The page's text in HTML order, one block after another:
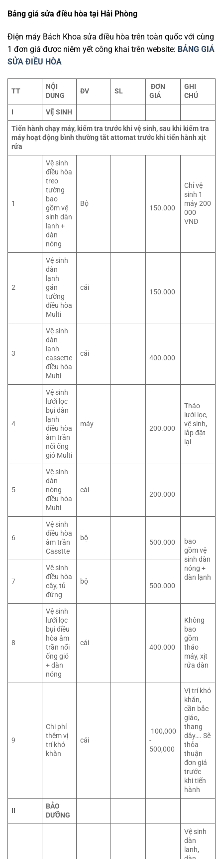
Bảng giá sửa điều hòa tại Hải Phòng
Điện máy Bách Khoa sửa điều hòa trên toàn quốc với cùng
1 đơn giá được niêm yết công khai trên website: BẢNG GIÁ
SỬA ĐIỀU HÒA
TT
NỘI
DUNG
ĐV SL
ĐƠN
GIÁ
GHI
CHÚ
I
VỆ SINH
Tiến hành chạy máy, kiểm tra trước khi vệ sinh, sau khi kiểm tra
máy hoạt động bình thường tắt attomat trước khi tiến hành xịt
rửa
1
Vệ sinh
điều hòa
treo
tường
bao
gồm vệ
sinh dàn
lạnh +
dàn
nóng
Bộ
150.000
Chỉ vệ
sinh 1
máy 200
000
VNĐ
2
Vệ sinh
dàn
lạnh
gắn
tường
điều hòa
Multi
cái
150.000
3
Vệ sinh
dàn
lạnh
cassette
điều hòa
Multi
cái
400.000
4
Vệ sinh
lưới lọc
bụi dàn
lạnh
điều hòa
âm trần
nối ống
gió Multi
máy
200.000
Tháo
lưới lọc,
vệ sinh,
lắp đặt
lại
5
Vệ sinh
dàn
nóng
điều hòa
Multi
cái
200.000
6
Vệ sinh
điều hòa
âm trần
Casstte
bộ
500.000
bao
gồm vệ
sinh dàn
nóng +
dàn lạnh
7
Vệ sinh
điều hòa
cây, tủ
đứng
bộ
500.000
8
Vệ sinh
lưới lọc
bụi điều
hòa âm
trần nối
ống gió
+ dàn
nóng
cái
400.000
Không
bao
gồm
tháo
máy, xịt
rửa dàn
9
Chi phí
thêm vị
trí khó
khăn
cái
100,000
-
500,000
Vị trí khó
khăn,
cần bắc
giáo,
thang
dây…. Sẽ
thỏa
thuận
đơn giá
trước
khi tiến
hành
II
BẢO
DƯỠNG
Vệ sinh
dàn
lanh,